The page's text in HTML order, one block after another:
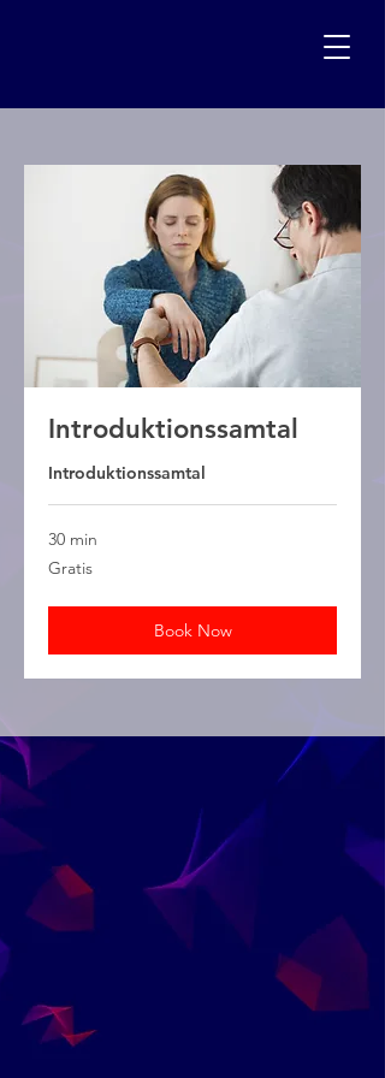
Introduktionssamtal
Introduktionssamtal
30 min
Gratis
Gratis
Book Now